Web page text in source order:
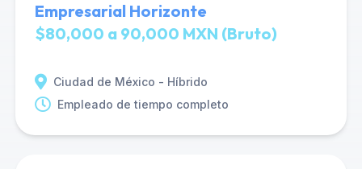
Empresarial Horizonte
$80,000 a 90,000 MXN (Bruto)
Ciudad de México - Híbrido
Empleado de tiempo completo